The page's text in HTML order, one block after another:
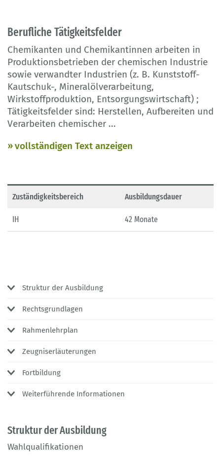
Berufliche Tätigkeitsfelder
Chemikanten und Chemikantinnen arbeiten in
Produktionsbetrieben der chemischen Industrie
sowie verwandter Industrien (z. B. Kunststoff-
Kautschuk-, Mineralölverarbeitung,
Wirkstoffproduktion, Entsorgungswirtschaft) ;
Tätigkeitsfelder sind: Herstellen, Aufbereiten und
Verarbeiten chemischer ...
vollständigen Text anzeigen
Zuständigkeitsbereich Ausbildungsdauer
IH 42 Monate
Struktur der Ausbildung
Rechtsgrundlagen
Rahmenlehrplan
Zeugniserläuterungen
Fortbildung
Weiterführende Informationen
Struktur der Ausbildung
Wahlqualifikationen